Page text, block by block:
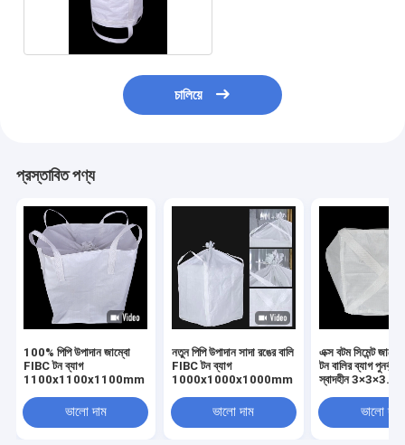
চালিয়ে
প্রস্তাবিত পণ্য
100% পিপি উপাদান জাম্বো
FIBC টন ব্যাগ
1100x1100x1100mm
ভালো দাম
নতুন পিপি উপাদান সাদা রঙের বালি
FIBC টন ব্যাগ
1000x1000x1000mm
ভালো দাম
এক্স বটম সিমেন্ট
টন বালির ব্যাগ
স্বাদহীন
ভালো দাম